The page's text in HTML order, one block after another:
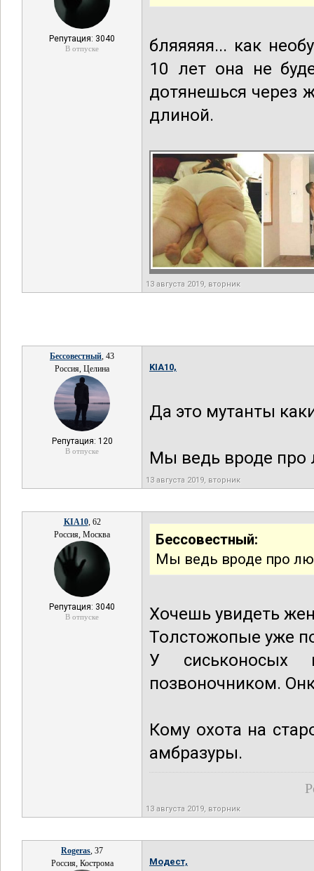
Репутация: 3040
В отпуске
бляяяяя... как
10 лет она не
дотянешься через
длиной.
13 августа 2019, вторник
Бессовестный, 43
Россия, Целина
Репутация: 120
В отпуске
KIA10,
Да это мутанты
Мы ведь вроде про
13 августа 2019, вторник
KIA10, 62
Россия, Москва
Репутация: 3040
В отпуске
Бессовестный:
Мы ведь вроде про
Хочешь увидеть
Толстожопые уже
У сиськоносых
позвоночником.
Кому охота на
амбразуры.
13 августа 2019, вторник
Rogeras, 37
Россия, Кострома
Модест,